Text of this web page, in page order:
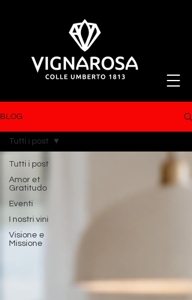
BLOG
Tutti i post
Amor et
Gratitudo
Eventi
I nostri vini
Visione e
Missione
Tutti i post